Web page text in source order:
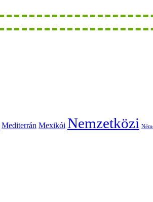
Mediterrán Mexikói Nemzetközi